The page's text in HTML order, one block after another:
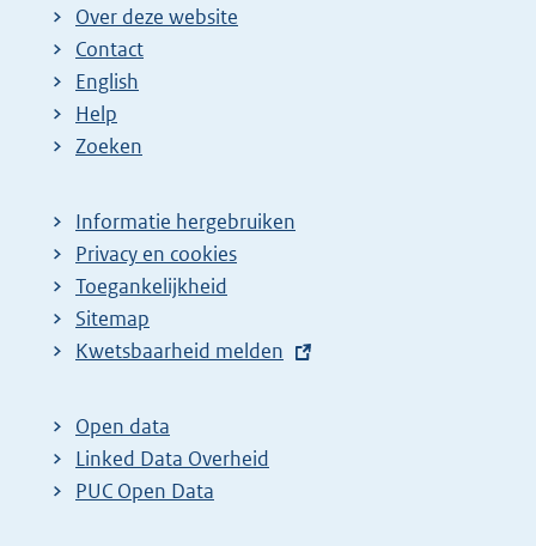
Over deze website
Contact
English
Help
Zoeken
Informatie hergebruiken
Privacy en cookies
Toegankelijkheid
Sitemap
E
t
e
r
Kwetsbaarheid melden
Open data
Linked Data Overheid
PUC Open Data